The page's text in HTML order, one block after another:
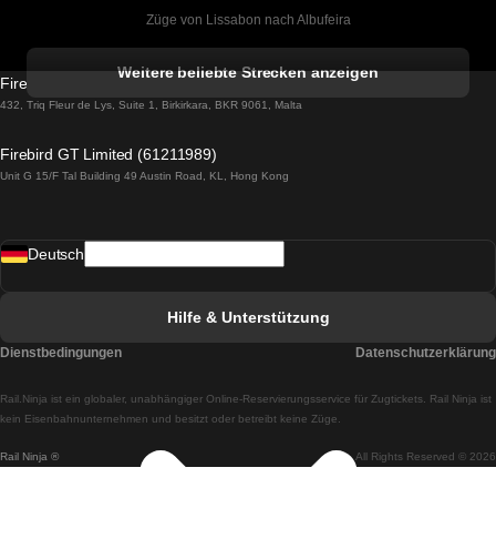
Züge von Lissabon nach Albufeira
Züge von Lissabon nach Lagos
Züge von Lissabon nach Madrid
Züge von Lissabon nach Braga
Züge von Braga nach Lissabon
Weitere beliebte Strecken anzeigen
Firebird GT Limited (OC 1451)
432, Triq Fleur de Lys, Suite 1, Birkirkara, BKR 9061, Malta
Firebird GT Limited (61211989)
Unit G 15/F Tal Building 49 Austin Road, KL, Hong Kong
Rail Ninja ® All Rights Reserved © 2026
Rail.Ninja ist ein globaler, unabhängiger Online-Reservierungsservice für Zugtickets. Rail Ninja ist
kein Eisenbahnunternehmen und besitzt oder betreibt keine Züge.
Deutsch
Hilfe & Unterstützung
Dienstbedingungen Datenschutzerklärung